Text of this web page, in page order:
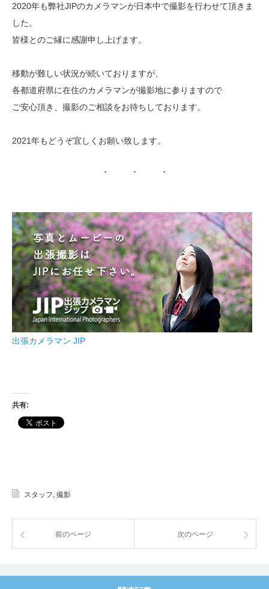
2020年も弊社JIPのカメラマンが日本中で撮影を行わせて頂きま
した。
皆様とのご縁に感謝申し上げます。
移動が難しい状況が続いておりますが、
各都道府県に在住のカメラマンが撮影地に参りますので
ご安心頂き、撮影のご相談をお待ちしております。
2021年もどうぞ宜しくお願い致します。
出張カメラマン JIP
共有:
スタッフ, 撮影
前のページ 次のページ